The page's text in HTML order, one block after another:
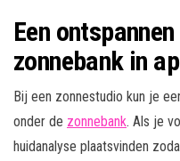
Een
zonnebank in
Bij een zonnestudio kun je
onder de zonnebank. Als je
huidanalyse plaatsvinden